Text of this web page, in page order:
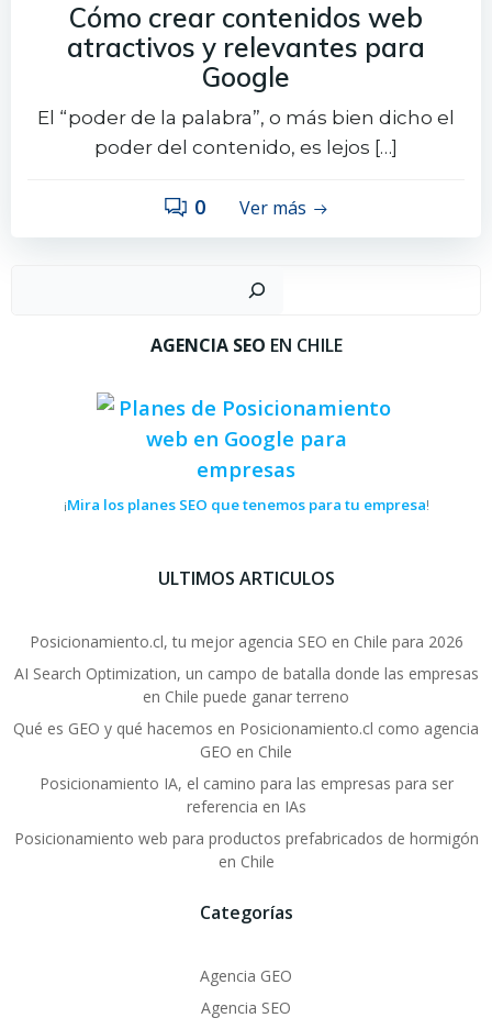
Cómo crear contenidos web
atractivos y relevantes para
Google
El “poder de la palabra”, o más bien dicho el
poder del contenido, es lejos […]
0 Ver más
AGENCIA SEO EN CHILE
¡Mira los planes SEO que tenemos para tu empresa!
ULTIMOS ARTICULOS
Posicionamiento.cl, tu mejor agencia SEO en Chile para 2026
AI Search Optimization, un campo de batalla donde las empresas
en Chile puede ganar terreno
Qué es GEO y qué hacemos en Posicionamiento.cl como agencia
GEO en Chile
Posicionamiento IA, el camino para las empresas para ser
referencia en IAs
Posicionamiento web para productos prefabricados de hormigón
en Chile
Categorías
Agencia GEO
Agencia SEO